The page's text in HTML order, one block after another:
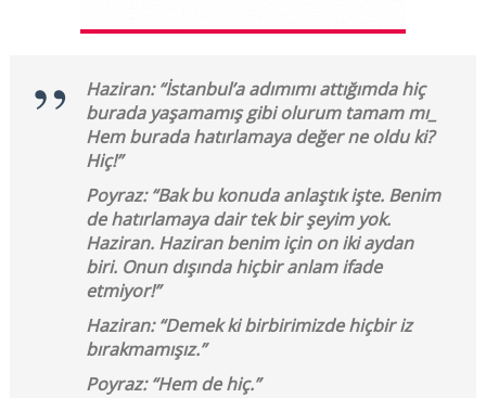
Haziran: “İstanbul’a adımımı attığımda hiç
burada yaşamamış gibi olurum tamam mı_
Hem burada hatırlamaya değer ne oldu ki?
Hiç!”
Poyraz: “Bak bu konuda anlaştık işte. Benim
de hatırlamaya dair tek bir şeyim yok.
Haziran. Haziran benim için on iki aydan
biri. Onun dışında hiçbir anlam ifade
etmiyor!”
Haziran: “Demek ki birbirimizde hiçbir iz
bırakmamışız.”
Poyraz: “Hem de hiç.”